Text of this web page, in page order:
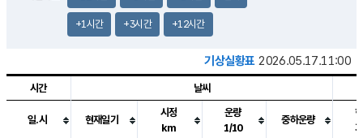
+1시간 +3시간 +12시간
기상실황표 2026.05.17.11:00
시간 날씨
일.시 현재일기
시정
km
운량
1/10
중하운량